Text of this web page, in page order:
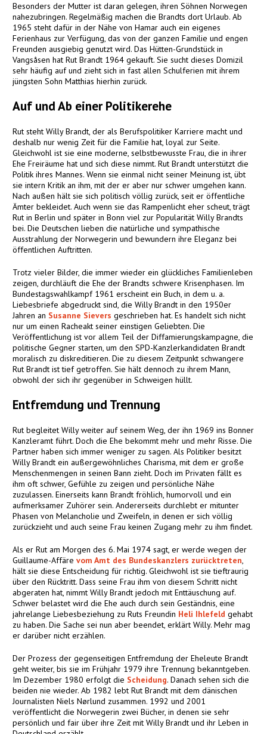
Besonders der Mutter ist daran gelegen, ihren Söhnen Norwegen
nahezubringen. Regelmäßig machen die Brandts dort Urlaub. Ab
1965 steht dafür in der Nähe von Hamar auch ein eigenes
Ferienhaus zur Verfügung, das von der ganzen Familie und engen
Freunden ausgiebig genutzt wird. Das Hütten-Grundstück in
Vangsåsen hat Rut Brandt 1964 gekauft. Sie sucht dieses Domizil
sehr häufig auf und zieht sich in fast allen Schulferien mit ihrem
jüngsten Sohn Matthias hierhin zurück.
Auf und Ab einer Politikerehe
Rut steht Willy Brandt, der als Berufspolitiker Karriere macht und
deshalb nur wenig Zeit für die Familie hat, loyal zur Seite.
Gleichwohl ist sie eine moderne, selbstbewusste Frau, die in ihrer
Ehe Freiräume hat und sich diese nimmt. Rut Brandt unterstützt die
Politik ihres Mannes. Wenn sie einmal nicht seiner Meinung ist, übt
sie intern Kritik an ihm, mit der er aber nur schwer umgehen kann.
Nach außen hält sie sich politisch völlig zurück, seit er öffentliche
Ämter bekleidet. Auch wenn sie das Rampenlicht eher scheut, trägt
Rut in Berlin und später in Bonn viel zur Popularität Willy Brandts
bei. Die Deutschen lieben die natürliche und sympathische
Ausstrahlung der Norwegerin und bewundern ihre Eleganz bei
öffentlichen Auftritten.
Trotz vieler Bilder, die immer wieder ein glückliches Familienleben
zeigen, durchläuft die Ehe der Brandts schwere Krisenphasen. Im
Bundestagswahlkampf 1961 erscheint ein Buch, in dem u. a.
Liebesbriefe abgedruckt sind, die Willy Brandt in den 1950er
Jahren an Susanne Sievers geschrieben hat. Es handelt sich nicht
nur um einen Racheakt seiner einstigen Geliebten. Die
Veröffentlichung ist vor allem Teil der Diffamierungskampagne, die
politische Gegner starten, um den SPD-Kanzlerkandidaten Brandt
moralisch zu diskreditieren. Die zu diesem Zeitpunkt schwangere
Rut Brandt ist tief getroffen. Sie hält dennoch zu ihrem Mann,
obwohl der sich ihr gegenüber in Schweigen hüllt.
Entfremdung und Trennung
Rut begleitet Willy weiter auf seinem Weg, der ihn 1969 ins Bonner
Kanzleramt führt. Doch die Ehe bekommt mehr und mehr Risse. Die
Partner haben sich immer weniger zu sagen. Als Politiker besitzt
Willy Brandt ein außergewöhnliches Charisma, mit dem er große
Menschenmengen in seinen Bann zieht. Doch im Privaten fällt es
ihm oft schwer, Gefühle zu zeigen und persönliche Nähe
zuzulassen. Einerseits kann Brandt fröhlich, humorvoll und ein
aufmerksamer Zuhörer sein. Andererseits durchlebt er mitunter
Phasen von Melancholie und Zweifeln, in denen er sich völlig
zurückzieht und auch seine Frau keinen Zugang mehr zu ihm findet.
Als er Rut am Morgen des 6. Mai 1974 sagt, er werde wegen der
Guillaume-Affäre vom Amt des Bundeskanzlers zurücktreten,
hält sie diese Entscheidung für richtig. Gleichwohl ist sie tieftraurig
über den Rücktritt. Dass seine Frau ihm von diesem Schritt nicht
abgeraten hat, nimmt Willy Brandt jedoch mit Enttäuschung auf.
Schwer belastet wird die Ehe auch durch sein Geständnis, eine
jahrelange Liebesbeziehung zu Ruts Freundin Heli Ihlefeld gehabt
zu haben. Die Sache sei nun aber beendet, erklärt Willy. Mehr mag
er darüber nicht erzählen.
Der Prozess der gegenseitigen Entfremdung der Eheleute Brandt
geht weiter, bis sie im Frühjahr 1979 ihre Trennung bekanntgeben.
Im Dezember 1980 erfolgt die Scheidung. Danach sehen sich die
beiden nie wieder. Ab 1982 lebt Rut Brandt mit dem dänischen
Journalisten Niels Nørlund zusammen. 1992 und 2001
veröffentlicht die Norwegerin zwei Bücher, in denen sie sehr
persönlich und fair über ihre Zeit mit Willy Brandt und ihr Leben in